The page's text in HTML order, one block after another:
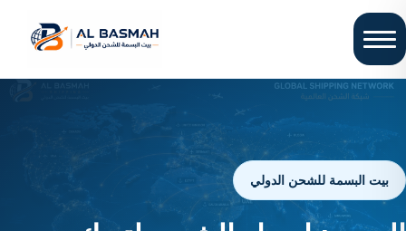
بيت البسمة للشحن الدولي